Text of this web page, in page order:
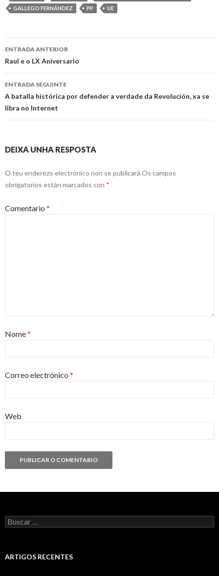
GALLEGO FERNÁNDEZ PP UE
Ir
a
entrada
ENTRADA ANTERIOR
Raul e o LX Aniversario
ENTRADA SEGUINTE
A batalla histórica por defender a verdade da Revolución, xa se
libra no Internet
DEIXA UNHA RESPOSTA
O teu enderezo electrónico non se publicará Os campos
obrigatorios están marcados con *
Comentario *
Nome*
Correo electrónico *
Web
Buscar:
ARTIGOS RECENTES